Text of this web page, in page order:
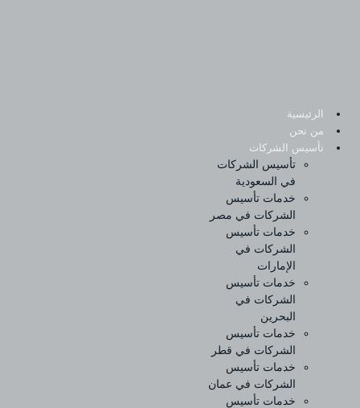
الرئيسية
من نحن
تأسيس الشركات
تأسيس الشركات
في السعودية
خدمات تأسيس
الشركات في مصر
خدمات تأسيس
الشركات في
الإمارات
خدمات تأسيس
الشركات في
البحرين
خدمات تأسيس
الشركات في قطر
خدمات تأسيس
الشركات في عمان
خدمات تأسيس